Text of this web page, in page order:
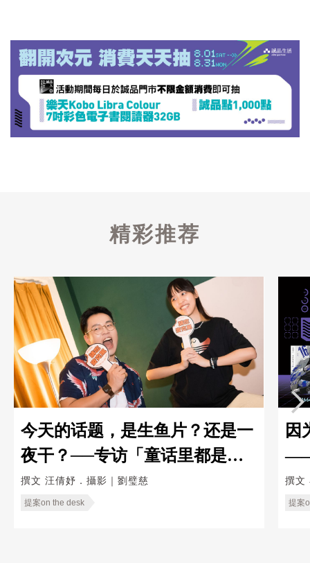
精彩推荐
今天的话题，是生鱼片？还是一
夜干？──专访「童话里都是骗
人的」
撰文 汪倩妤．攝影｜劉璧慈
提案on the desk
因
——
撰文
提案